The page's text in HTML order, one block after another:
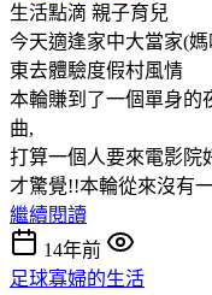
生活點滴 親子育兒
今天適逢家中大當家(
東去體驗度假村風情
本輪賺到了一個單身的
曲,
打算一個人要來電影院
才驚覺!!本輪從來沒有
繼續閱讀
14年前
足球寡婦的生活